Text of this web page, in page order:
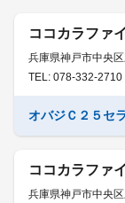
ココカラファ
兵庫県神戸市中央
TEL: 078-332-2710
オバジＣ２５セ
ココカラファ
兵庫県神戸市中央